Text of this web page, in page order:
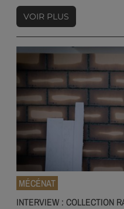
VOIR PLUS
MÉCÉNAT
INTERVIEW : COLLECTION